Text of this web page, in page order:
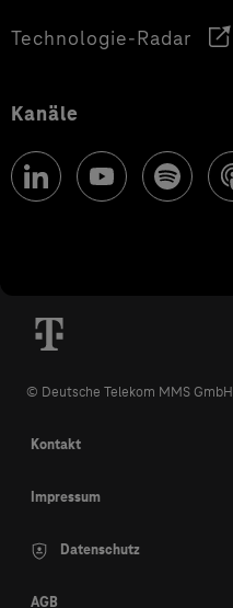
Technologie-Radar
Kanäle
© Deutsche Telekom MMS GmbH
Kontakt
Impressum
Datenschutz
AGB